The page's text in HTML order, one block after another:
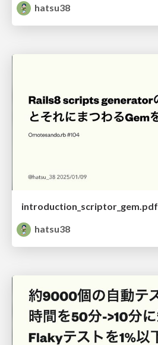
hatsu38
introduction_scriptor_gem.pdf
hatsu38